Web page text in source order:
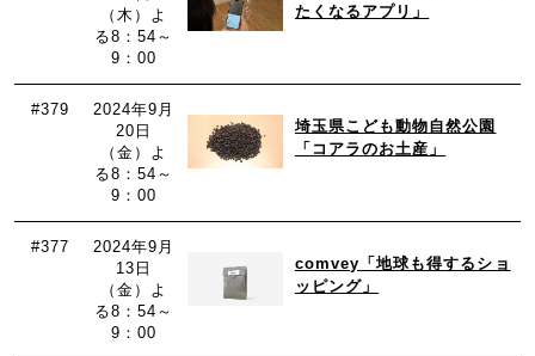
（木）よ
る8：54～
9：00
たくなるアプリ」
#379
2024年9月
20日
（金）よ
る8：54～
9：00
埼玉県こども動物自然公園
「コアラのお土産」
#377
2024年9月
13日
（金）よ
る8：54～
9：00
comvey「地球も得するショ
ッピング」